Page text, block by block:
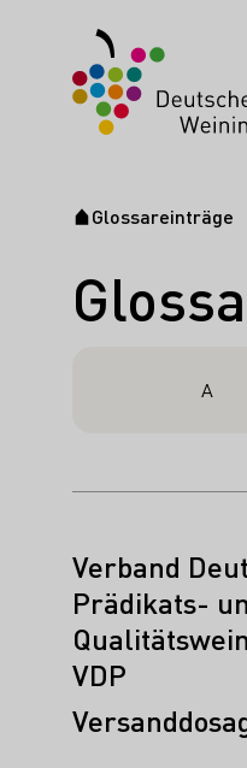
Startseite
Glossareinträge
A
Verband
Prädikats-
VDP